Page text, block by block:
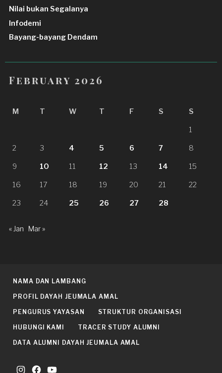
Nilai bukan Segalanya
Infodemi
Bayang-bayang Dendam
February 2026
M T W T F S S
1
2 3 4 5 6 7 8
9 10 11 12 13 14 15
16 17 18 19 20 21 22
23 24 25 26 27 28
« Jan Mar »
NAMA DAN LAMBANG
PROFIL DAYAH JEUMALA AMAL
PENGURUS YAYASAN STRUKTUR ORGANISASI
HUBUNGI KAMI TRACER STUDY ALUMNI
DATA ALUMNI DAYAH JEUMALA AMAL
Instagram
FacebookYouTube